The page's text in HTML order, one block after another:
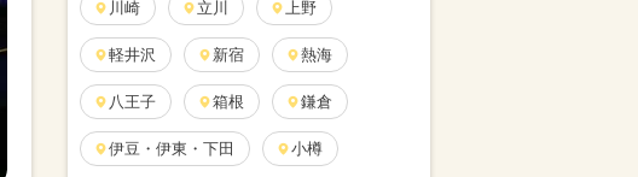
川崎 立川 上野
軽井沢 新宿 熱海
八王子 箱根 鎌倉
伊豆・伊東・下田 小樽